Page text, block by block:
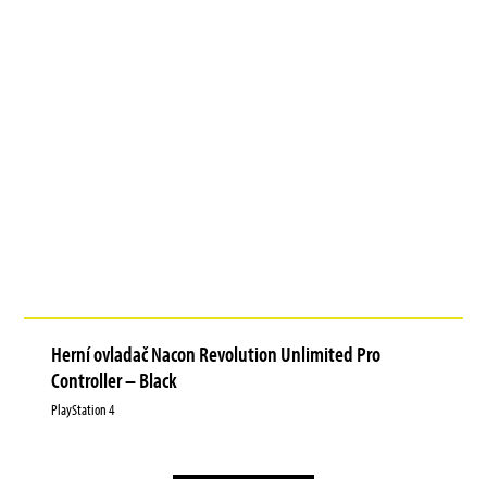
Herní ovladač Nacon Revolution Unlimited Pro
Controller – Black
PlayStation 4